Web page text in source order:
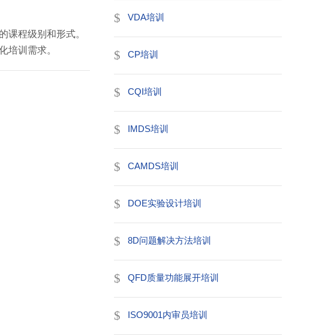
课程级别和形式。
培训需求。
VDA培训
CP培训
CQI培训
IMDS培训
CAMDS培训
DOE实验设计培训
8D问题解决方法培训
QFD质量功能展开培训
ISO9001内审员培训